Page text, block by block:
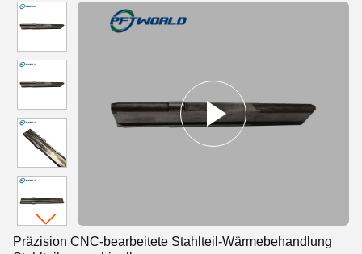
Präzision CNC-bearbeitete Stahlteil-Wärmebehandlung